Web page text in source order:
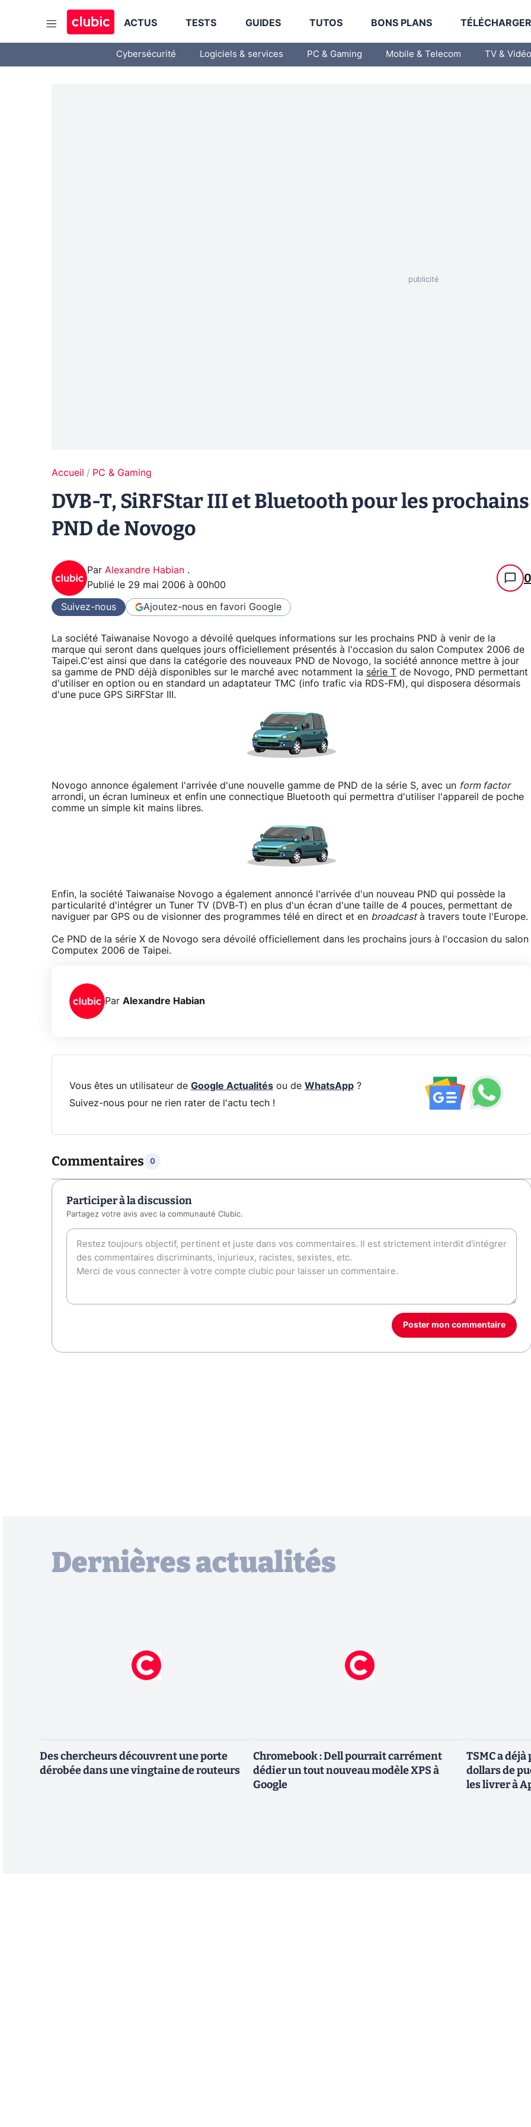
ACTUS TESTS GUIDES TUTOS BONS PLANS
Cybersécurité Logiciels & services PC & Gaming Mobile & Telecom TV & Vidéo
Accueil PC & Gaming
DVB-T, SiRFStar III et Bluetooth pour les prochains
PND de Novogo
Par Alexandre Habian .
Publié le 29 mai 2006 à 00h00 0
Suivez-nous Ajoutez-nous en favori Google
La société Taiwanaise Novogo a dévoilé quelques informations sur les prochains PND à venir de la
marque qui seront dans quelques jours officiellement présentés à l'occasion du salon Computex 2006 de
Taipei.C'est ainsi que dans la catégorie des nouveaux PND de Novogo, la société annonce mettre à jour
sa gamme de PND déjà disponibles sur le marché avec notamment la série T de Novogo, PND permettant
d'utiliser en option ou en standard un adaptateur TMC (info trafic via RDS-FM), qui disposera désormais
d'une puce GPS SiRFStar III.
Novogo annonce également l'arrivée d'une nouvelle gamme de PND de la série S, avec un form factor
arrondi, un écran lumineux et enfin une connectique Bluetooth qui permettra d'utiliser l'appareil de poche
comme un simple kit mains libres.
Enfin, la société Taiwanaise Novogo a également annoncé l'arrivée d'un nouveau PND qui possède la
particularité d'intégrer un Tuner TV (DVB-T) en plus d'un écran d'une taille de 4 pouces, permettant de
naviguer par GPS ou de visionner des programmes télé en direct et en broadcastà travers toute l'Europe.
Ce PND de la série X de Novogo sera dévoilé officiellement dans les prochains jours à l'occasion du salon
Computex 2006 de Taipei.
Par Alexandre Habian
Vous êtes un utilisateur de Google Actualitésou de WhatsApp?
Suivez-nous pour ne rien rater de l'actu tech !
Commentaires 0
Participer à la discussion
Partagez votre avis avec la communauté Clubic.
Poster mon commentaire
Dernières actualités
Des chercheurs découvrent une porte
dérobée dans une vingtaine de routeurs
Chromebook : Dell pourrait carrément
dédier un tout nouveau modèle XPS à
Google
TSMC a
dollars de
les livrer à